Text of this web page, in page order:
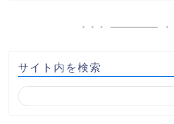
サイト内を検索